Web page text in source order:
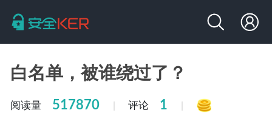
白名单，被谁绕过了？
阅读量 517870 评论 1